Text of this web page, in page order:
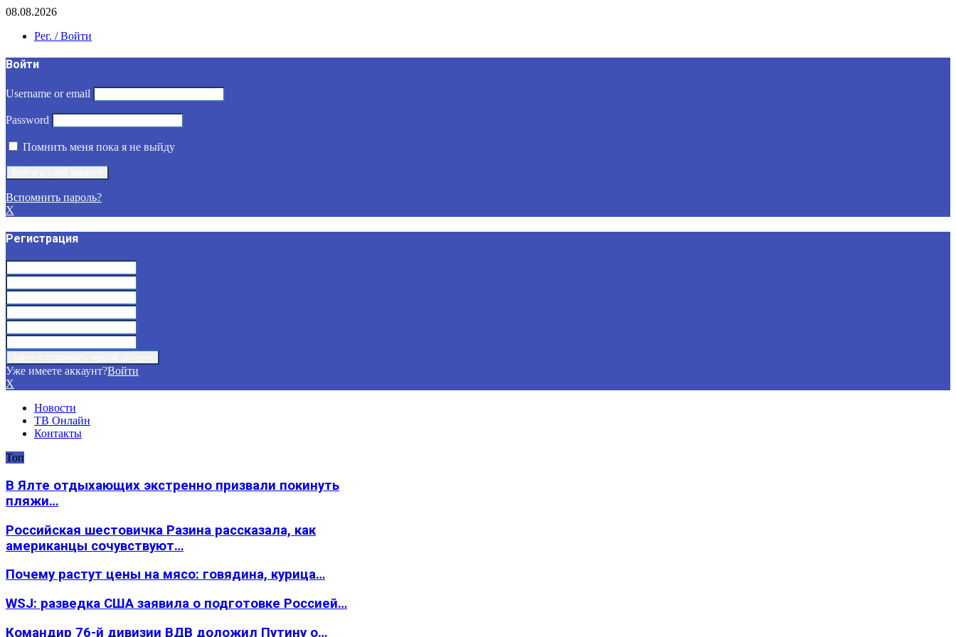
08.08.2026
Рег. / Войти
Войти
Username or email
Password
Помнить меня пока я не выйду
Вспомнить пароль?
X
Регистрация
Уже имеете аккаунт?Войти
X
Новости
ТВ Онлайн
Контакты
Топ
В Ялте отдыхающих экстренно призвали покинуть
пляжи…
Российская шестовичка Разина рассказала, как
американцы сочувствуют…
Почему растут цены на мясо: говядина, курица…
WSJ: разведка США заявила о подготовке Россией…
Командир 76-й дивизии ВДВ доложил Путину о…